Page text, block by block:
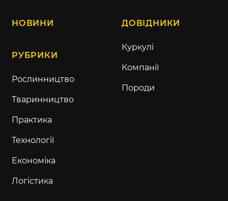
НОВИНИ
РУБРИКИ
Рослинництво
Тваринництво
Практика
Технології
Економіка
Логістика
ДОВІДНИКИ
Куркулі
Компанії
Породи